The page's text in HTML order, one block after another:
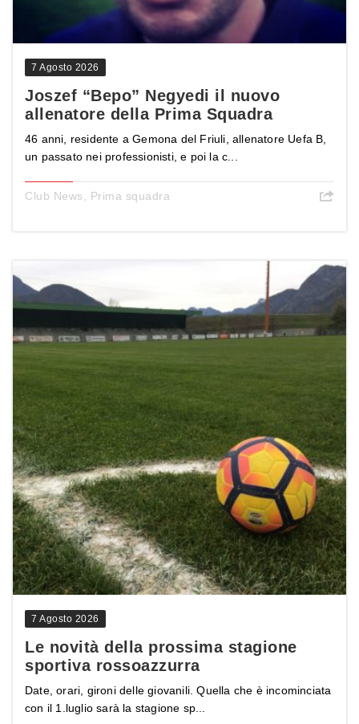
7 Agosto 2026
Joszef “Bepo” Negyedi il nuovo
allenatore della Prima Squadra
46 anni, residente a Gemona del Friuli, allenatore Uefa B,
un passato nei professionisti, e poi la c...
Club News, Prima squadra
7 Agosto 2026
Le novità della prossima stagione
sportiva rossoazzurra
Date, orari, gironi delle giovanili. Quella che è incominciata
con il 1.luglio sarà la stagione sp...